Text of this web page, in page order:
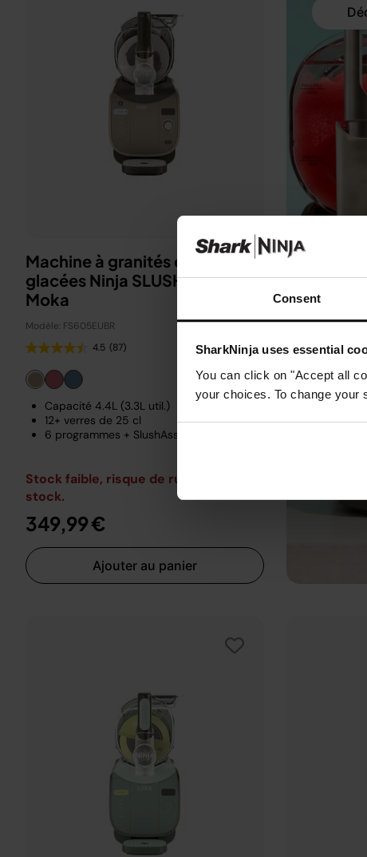
Consent
SharkNinja uses essential
You can click on "Accept all
your choices. To change your
Machine à granités et boissons
glacées Ninja SLUSHi MAX -
Moka
Modèle: FS605EUBR
4.5 (87)
Capacité 4.4L (3.3L util.)
12+ verres de 25 cl
6 programmes + SlushAssist
Stock faible, risque de rupture de
stock.
349,99 €
Ajouter au panier